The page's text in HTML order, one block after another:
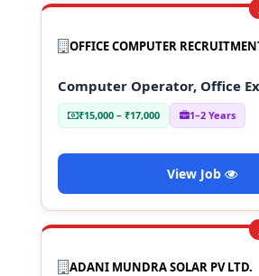
OFFICE COMPUTER
Computer Operator, Office
₹15,000 – ₹17,000 1–2 Years
View Job
ADANI MUNDRA SOLAR PV LTD.